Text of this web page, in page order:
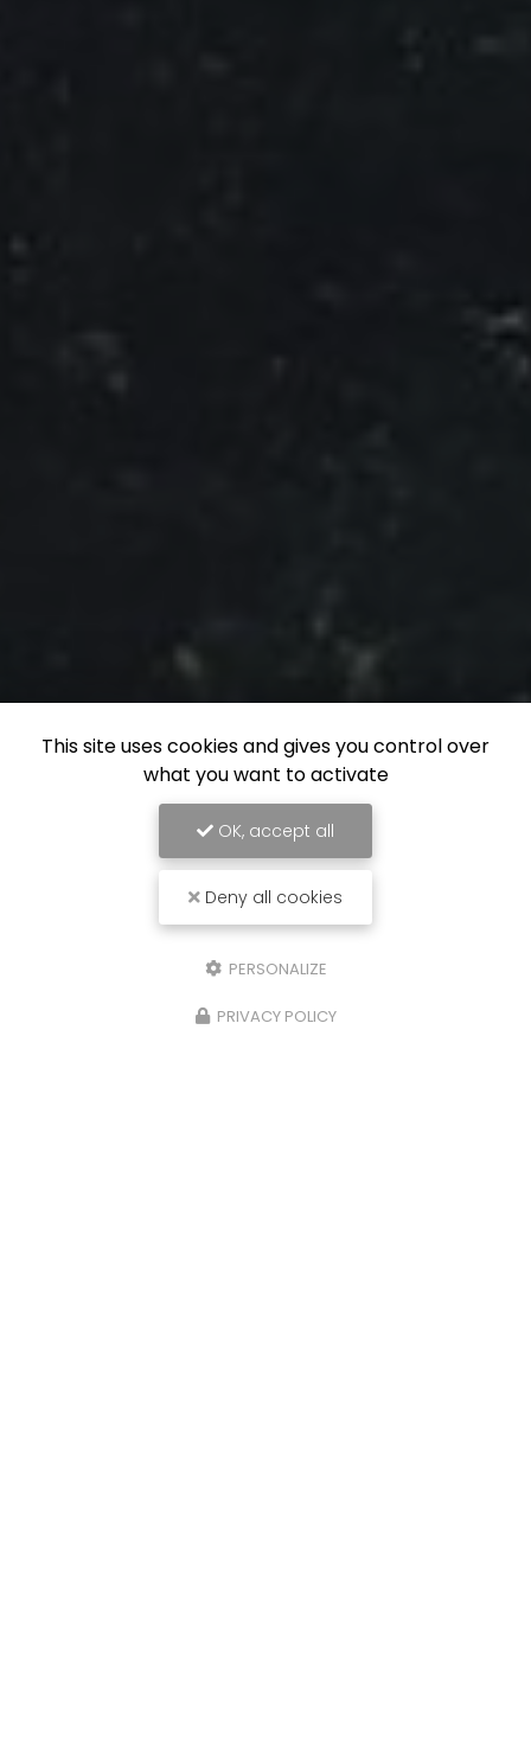
This site uses cookies and gives you control over
what you want to activate
OK, accept all
Deny all cookies
PERSONALIZE
PRIVACY POLICY